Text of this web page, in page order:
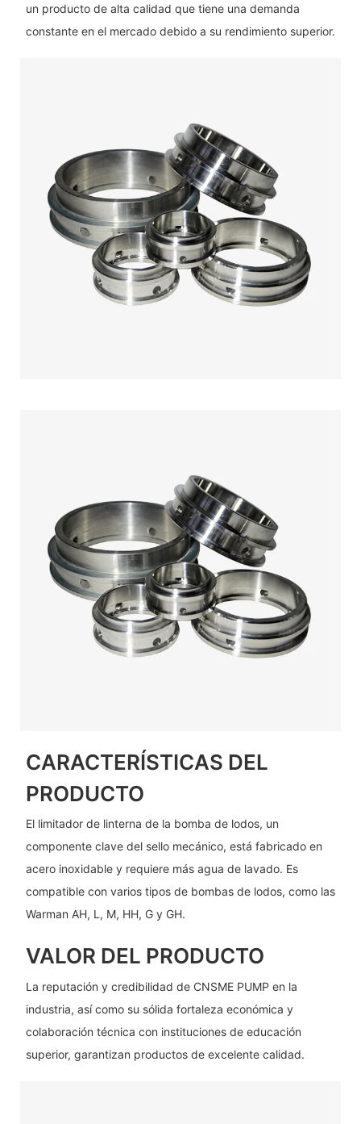
un producto de alta calidad que tiene una demanda
constante en el mercado debido a su rendimiento superior.
CARACTERÍSTICAS DEL
PRODUCTO
El limitador de linterna de la bomba de lodos, un
componente clave del sello mecánico, está fabricado en
acero inoxidable y requiere más agua de lavado. Es
compatible con varios tipos de bombas de lodos, como las
Warman AH, L, M, HH, G y GH.
VALOR DEL PRODUCTO
La reputación y credibilidad de CNSME PUMP en la
industria, así como su sólida fortaleza económica y
colaboración técnica con instituciones de educación
superior, garantizan productos de excelente calidad.